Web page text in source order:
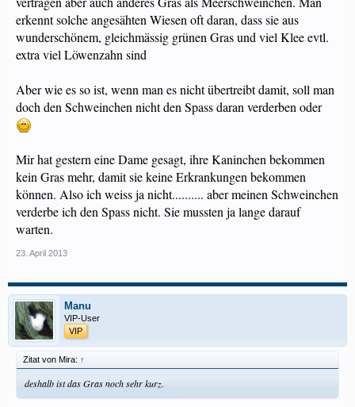
erkennt solche angesähten Wiesen oft daran, dass sie aus
wunderschönem, gleichmässig grünen Gras und viel Klee evtl.
extra viel Löwenzahn sind
Aber wie es so ist, wenn man es nicht übertreibt damit, soll man
doch den Schweinchen nicht den Spass daran verderben oder
Mir hat gestern eine Dame gesagt, ihre Kaninchen bekommen
kein Gras mehr, damit sie keine Erkrankungen bekommen
können. Also ich weiss ja nicht.......... aber meinen Schweinchen
verderbe ich den Spass nicht. Sie mussten ja lange darauf
warten.
23. April 2013
Manu
VIP-User
VIP
Zitat von Mira: ↑
deshalb ist das Gras noch sehr kurz.